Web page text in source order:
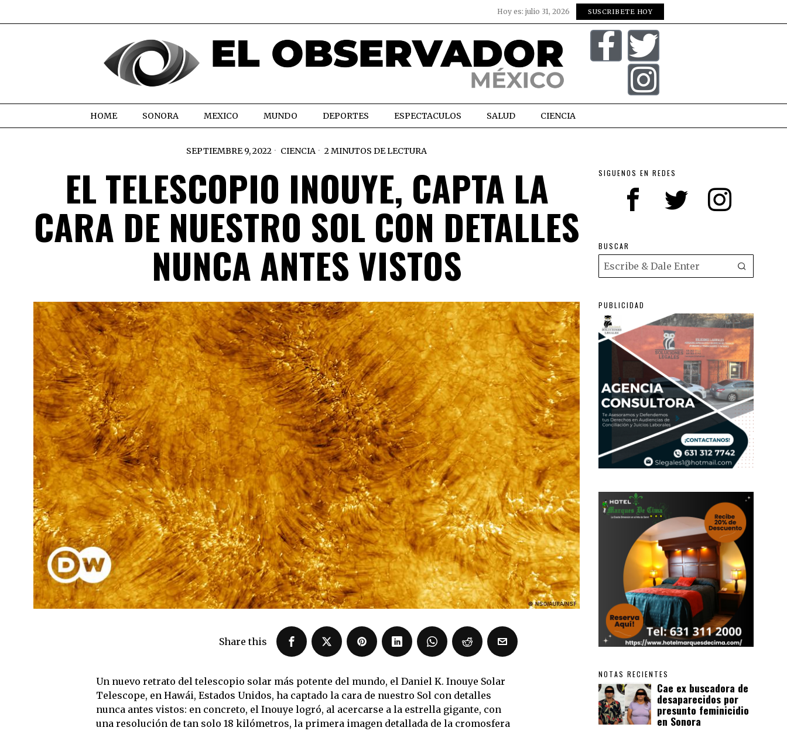
Hoy es: julio 31, 2026 SUSCRIBETE HOY
HOME SONORA MEXICO MUNDO DEPORTES ESPECTACULOS SALUD CIENCIA
SEPTIEMBRE 9, 2022 CIENCIA 2 MINUTOS DE LECTURA
EL TELESCOPIO INOUYE, CAPTA LA
CARA DE NUESTRO SOL CON DETALLES
NUNCA ANTES VISTOS
Share this
Un nuevo retrato del telescopio solar más potente del mundo, el Daniel K. Inouye Solar
Telescope, en Hawái, Estados Unidos, ha captado la cara de nuestro Sol con detalles
nunca antes vistos: en concreto, el Inouye logró, al acercarse a la estrella gigante, con
una resolución de tan solo 18 kilómetros, la primera imagen detallada de la cromosfera
SIGUENOS EN REDES
BUSCAR
PUBLICIDAD
NOTAS RECIENTES
Cae ex buscadora de
desaparecidos por
presunto feminicidio
en Sonora